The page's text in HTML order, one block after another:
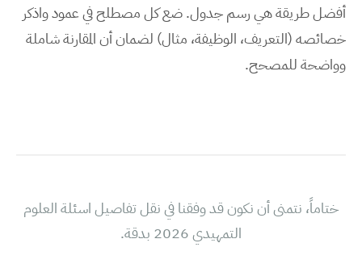
أفضل طريقة هي رسم جدول. ضع كل مصطلح في عمود واذكر
خصائصه (التعريف، الوظيفة، مثال) لضمان أن المقارنة شاملة
وواضحة للمصحح.
ختاماً، نتمنى أن نكون قد وفقنا في نقل تفاصيلاسئلة العلوم
التمهيدي 2026
بدقة.